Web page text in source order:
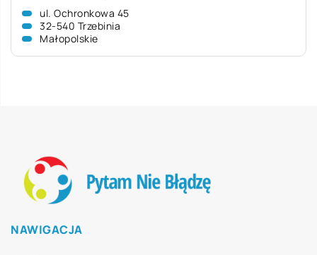
ul. Ochronkowa 45
32-540 Trzebinia
Małopolskie
NAWIGACJA